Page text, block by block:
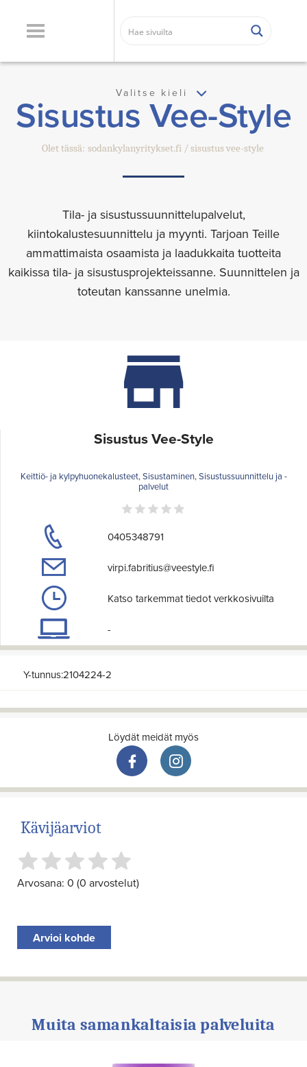
Valitse kieli
Sisustus Vee-Style
Olet tässä: sodankylanyritykset.fi sisustus vee-style
Tila- ja sisustussuunnittelupalvelut,
kiintokalustesuunnittelu ja myynti. Tarjoan Teille
ammattimaista osaamista ja laadukkaita tuotteita
kaikissa tila- ja sisustusprojekteissanne. Suunnittelen ja
toteutan kanssanne unelmia.
Sisustus Vee-Style
Keittiö- ja kylpyhuonekalusteet, Sisustaminen, Sisustussuunnittelu ja -
palvelut
0405348791
virpi.fabritius@veestyle.fi
Katso tarkemmat tiedot verkkosivuilta
-
Y-tunnus:2104224-2
Löydät meidät myös
Kävijäarviot
Arvosana: 0 (0 arvostelut)
Arvioi kohde
Muita samankaltaisia palveluita